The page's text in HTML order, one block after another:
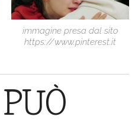
immagine presa dal sito
https://www.pinterest.it